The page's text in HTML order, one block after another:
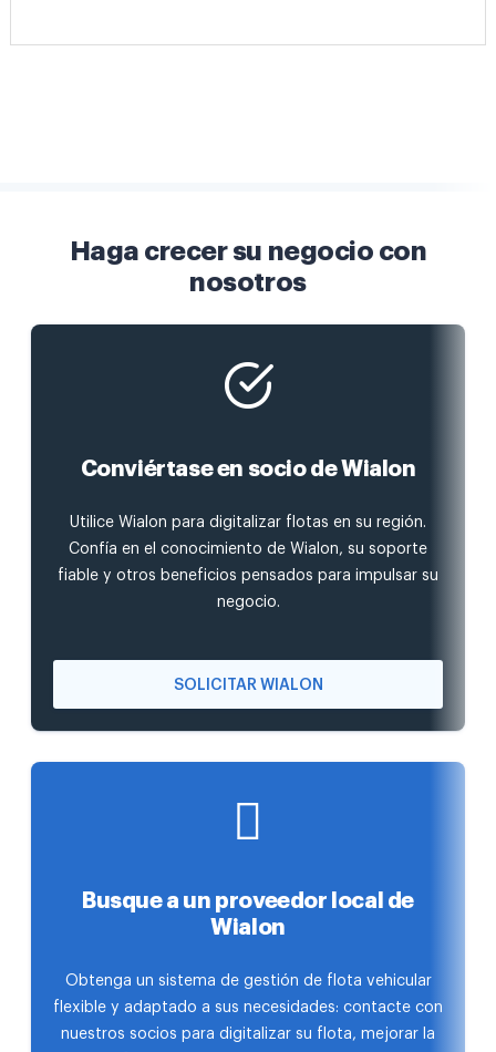
Haga crecer su negocio con
nosotros
Conviértase en socio de Wialon
Utilice Wialon para digitalizar flotas en su región.
Confía en el conocimiento de Wialon, su soporte
fiable y otros beneficios pensados para impulsar su
negocio.
SOLICITAR WIALON
Busque a un proveedor local de
Wialon
Obtenga un sistema de gestión de flota vehicular
flexible y adaptado a sus necesidades: contacte con
nuestros socios para digitalizar su flota, mejorar la